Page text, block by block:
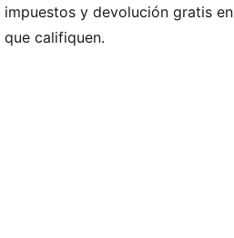
CARACTERÍSTICAS Y
dryCELL: Tecnología de alto
impuestos y devolución gratis
que califiquen.